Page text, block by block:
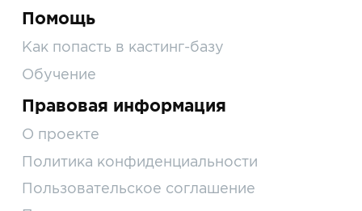
Помощь
Как попасть в кастинг-базу
Обучение
Правовая информация
О проекте
Политика конфиденциальности
Пользовательское соглашение